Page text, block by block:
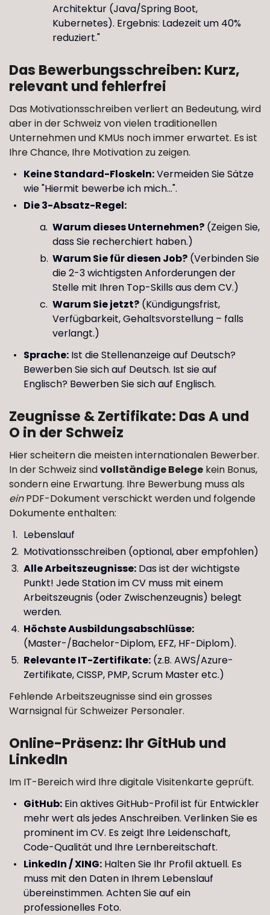
Architektur (Java/Spring Boot,
Kubernetes). Ergebnis: Ladezeit um 40%
reduziert."
Das Bewerbungsschreiben: Kurz,
relevant und fehlerfrei
Das Motivationsschreiben verliert an Bedeutung, wird
aber in der Schweiz von vielen traditionellen
Unternehmen und KMUs noch immer erwartet. Es ist
Ihre Chance, Ihre Motivation zu zeigen.
Keine Standard-Floskeln:Vermeiden Sie Sätze
wie "Hiermit bewerbe ich mich...".
Die 3-Absatz-Regel:
Warum dieses Unternehmen?(Zeigen Sie,
dass Sie recherchiert haben.)
Warum Sie für diesen Job?(Verbinden Sie
die 2-3 wichtigsten Anforderungen der
Stelle mit Ihren Top-Skills aus dem CV.)
Warum Sie jetzt?(Kündigungsfrist,
Verfügbarkeit, Gehaltsvorstellung – falls
verlangt.)
Sprache:Ist die Stellenanzeige auf Deutsch?
Bewerben Sie sich auf Deutsch. Ist sie auf
Englisch? Bewerben Sie sich auf Englisch.
Zeugnisse & Zertifikate: Das A und
O in der Schweiz
Hier scheitern die meisten internationalen Bewerber.
In der Schweiz sindvollständige Belege kein Bonus,
sondern eine Erwartung. Ihre Bewerbung muss als
einPDF-Dokument verschickt werden und folgende
Dokumente enthalten:
Lebenslauf
Motivationsschreiben (optional, aber empfohlen)
Alle Arbeitszeugnisse:Das ist der wichtigste
Punkt! Jede Station im CV muss mit einem
Arbeitszeugnis (oder Zwischenzeugnis) belegt
werden.
Höchste Ausbildungsabschlüsse:
(Master-/Bachelor-Diplom, EFZ, HF-Diplom).
Relevante IT-Zertifikate:(z.B. AWS/Azure-
Zertifikate, CISSP, PMP, Scrum Master etc.)
Fehlende Arbeitszeugnisse sind ein grosses
Warnsignal für Schweizer Personaler.
Online-Präsenz: Ihr GitHub und
LinkedIn
Im IT-Bereich wird Ihre digitale Visitenkarte geprüft.
GitHub:Ein aktives GitHub-Profil ist für Entwickler
mehr wert als jedes Anschreiben. Verlinken Sie es
prominent im CV. Es zeigt Ihre Leidenschaft,
Code-Qualität und Ihre Lernbereitschaft.
LinkedIn / XING:Halten Sie Ihr Profil aktuell. Es
muss mit den Daten in Ihrem Lebenslauf
übereinstimmen. Achten Sie auf ein
professionelles Foto.